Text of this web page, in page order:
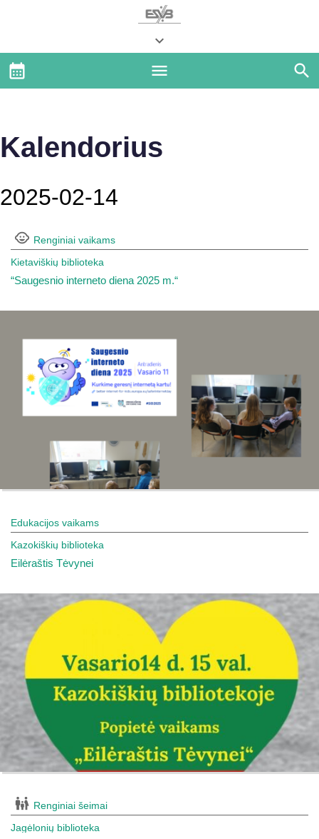
Kalendorius
2025-02-14
Renginiai vaikams
Kietaviškių biblioteka
“Saugesnio interneto diena 2025 m.“
Edukacijos vaikams
Kazokiškių biblioteka
Eilėraštis Tėvynei
Renginiai šeimai
Jagėlonių biblioteka